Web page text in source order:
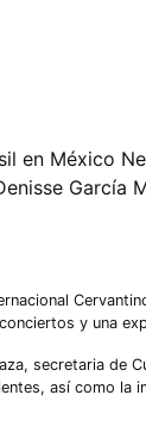
en México
García
y una
secretaria
así como la